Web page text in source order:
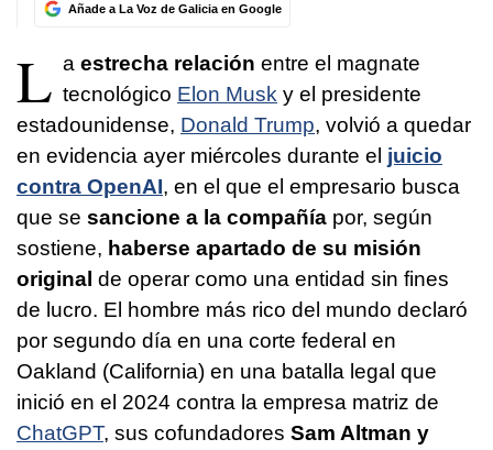
Añade a La Voz de Galicia en Google
L a estrecha relación entre el magnate
tecnológico Elon Musk y el presidente
estadounidense, Donald Trump, volvió a quedar
en evidencia ayer miércoles durante el juicio
contra OpenAI, en el que el empresario busca
que se sancione a la compañía por, según
sostiene, haberse apartado de su misión
original de operar como una entidad sin fines
de lucro. El hombre más rico del mundo declaró
por segundo día en una corte federal en
Oakland (California) en una batalla legal que
inició en el 2024 contra la empresa matriz de
ChatGPT, sus cofundadores Sam Altman y